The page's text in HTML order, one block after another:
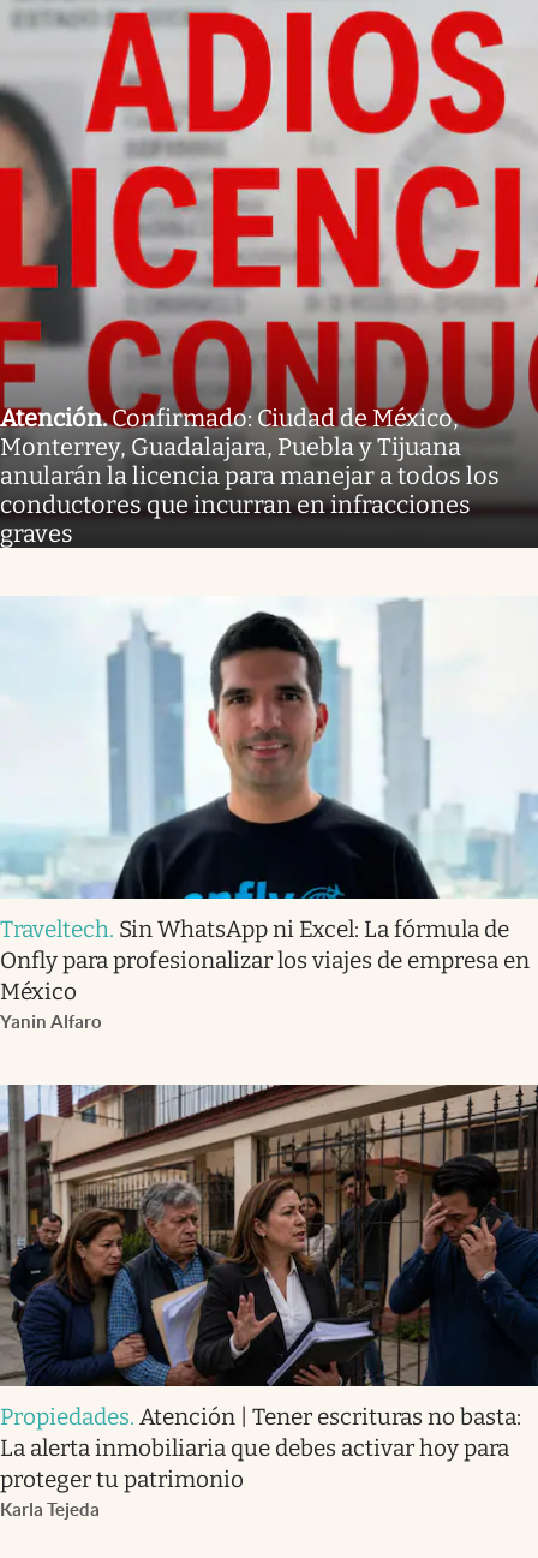
Atención.Confirmado: Ciudad de México,
Monterrey, Guadalajara, Puebla y Tijuana
anularán la licencia para manejar a todos los
conductores que incurran en infracciones
graves
Traveltech. Sin WhatsApp ni Excel: La fórmula de
Onfly para profesionalizar los viajes de empresa en
México
Yanin Alfaro
Propiedades. Atención | Tener escrituras no basta:
La alerta inmobiliaria que debes activar hoy para
proteger tu patrimonio
Karla Tejeda